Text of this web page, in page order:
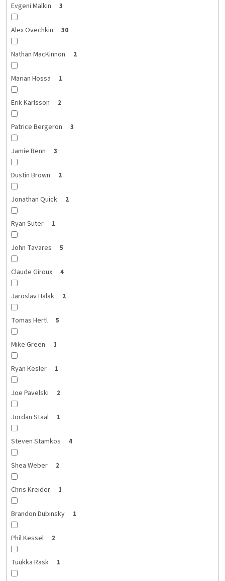
Evgeni Malkin 3
Alex Ovechkin 30
Nathan MacKinnon 2
Marian Hossa 1
Erik Karlsson 2
Patrice Bergeron 3
Jamie Benn 3
Dustin Brown 2
Jonathan Quick 2
Ryan Suter 1
John Tavares 5
Claude Giroux 4
Jaroslav Halak 2
Tomas Hertl 5
Mike Green 1
Ryan Kesler 1
Joe Pavelski 2
Jordan Staal 1
Steven Stamkos 4
Shea Weber 2
Chris Kreider 1
Brandon Dubinsky 1
Phil Kessel 2
Tuukka Rask 1